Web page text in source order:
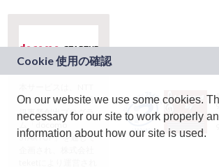
ドコモグループの新
規事業創出プログラ
ム「docomo
STARTUP」を通じて
On our website we use some cookies.
necessary for our site to work properly
information about how our site is used.